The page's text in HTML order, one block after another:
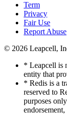
Term
Privacy
Fair Use
Report Abuse
© 2026 Leapcell,
* Leapcell is
entity that
* Redis is a
reserved to
purposes